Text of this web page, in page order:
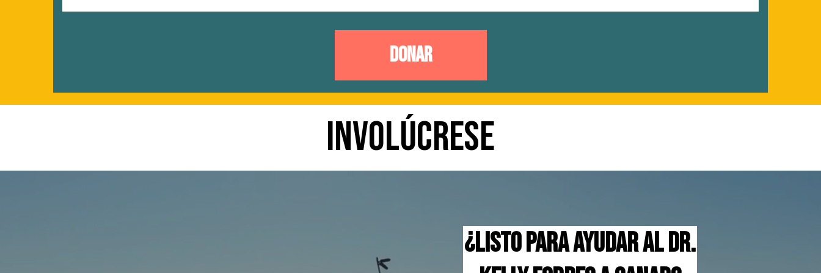
importancia histórica y la diversidad cultural de nuestro estado. El Dr. Forbes está listo para promover a Oklahoma, invitando a
personas de todo el mundo a descubrir todo lo que nuestro gran estado tiene para ofrecer.
liderar con integridad y a restaurar la confianza en nuestro gobierno estatal.
Donar
Involúcrese
¿Listo para ayudar al Dr.